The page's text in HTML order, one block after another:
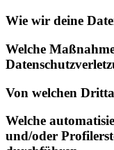
Wie wir deine
Welche
Von welchen
Welche
und/oder